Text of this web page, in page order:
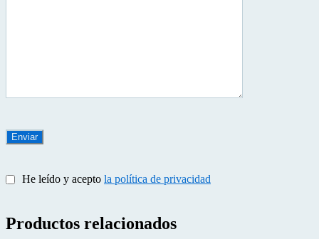
He leído y acepto la política de privacidad
Productos relacionados